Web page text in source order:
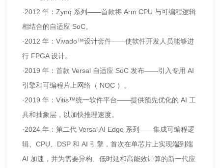
·2012 年：Zynq 系列——首款将 Arm CPU 与可编程逻辑
相结合的自适应 SoC。
·2012 年：Vivado™设计套件——使软件开发人员能够进
行 FPGA 设计。
·2019 年：首款 Versal 自适应 SoC 发布——引入专用 AI
引擎和可编程片上网络（ NOC ）。
·2019 年：Vitis™统一软件平台——提供预先优化的 AI 工
具和抽象层，以加快推理速度。
·2024 年：第二代 Versal AI Edge 系列——集成可编程逻
辑、CPU、DSP 和 AI 引擎，首次在单芯片上实现端到端
AI 加速，并为需要异构、低时延和高能效计算的新一代应